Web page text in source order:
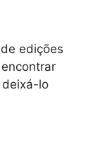
edições
deixá-lo